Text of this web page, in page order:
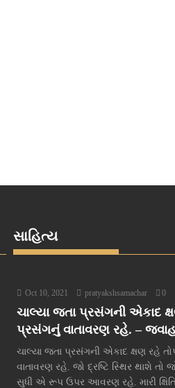
સાહિત્ય
Oct 10, 2021 pratyakshsamachar 0
ચાલ્યા જતા પ્રસંગની એકાદ
પ્રસંગનું વાતાવરણ રહે. –
ચાલ્યા જતા પ્રસંગની એકાદ ક્ષણ રહે
વાતાવરણ રહે. જો દ્રષ્ટિ સ્થિર થાશે તો
સુધી એ રૂપ ઉપર આવરણ રહે. મારી